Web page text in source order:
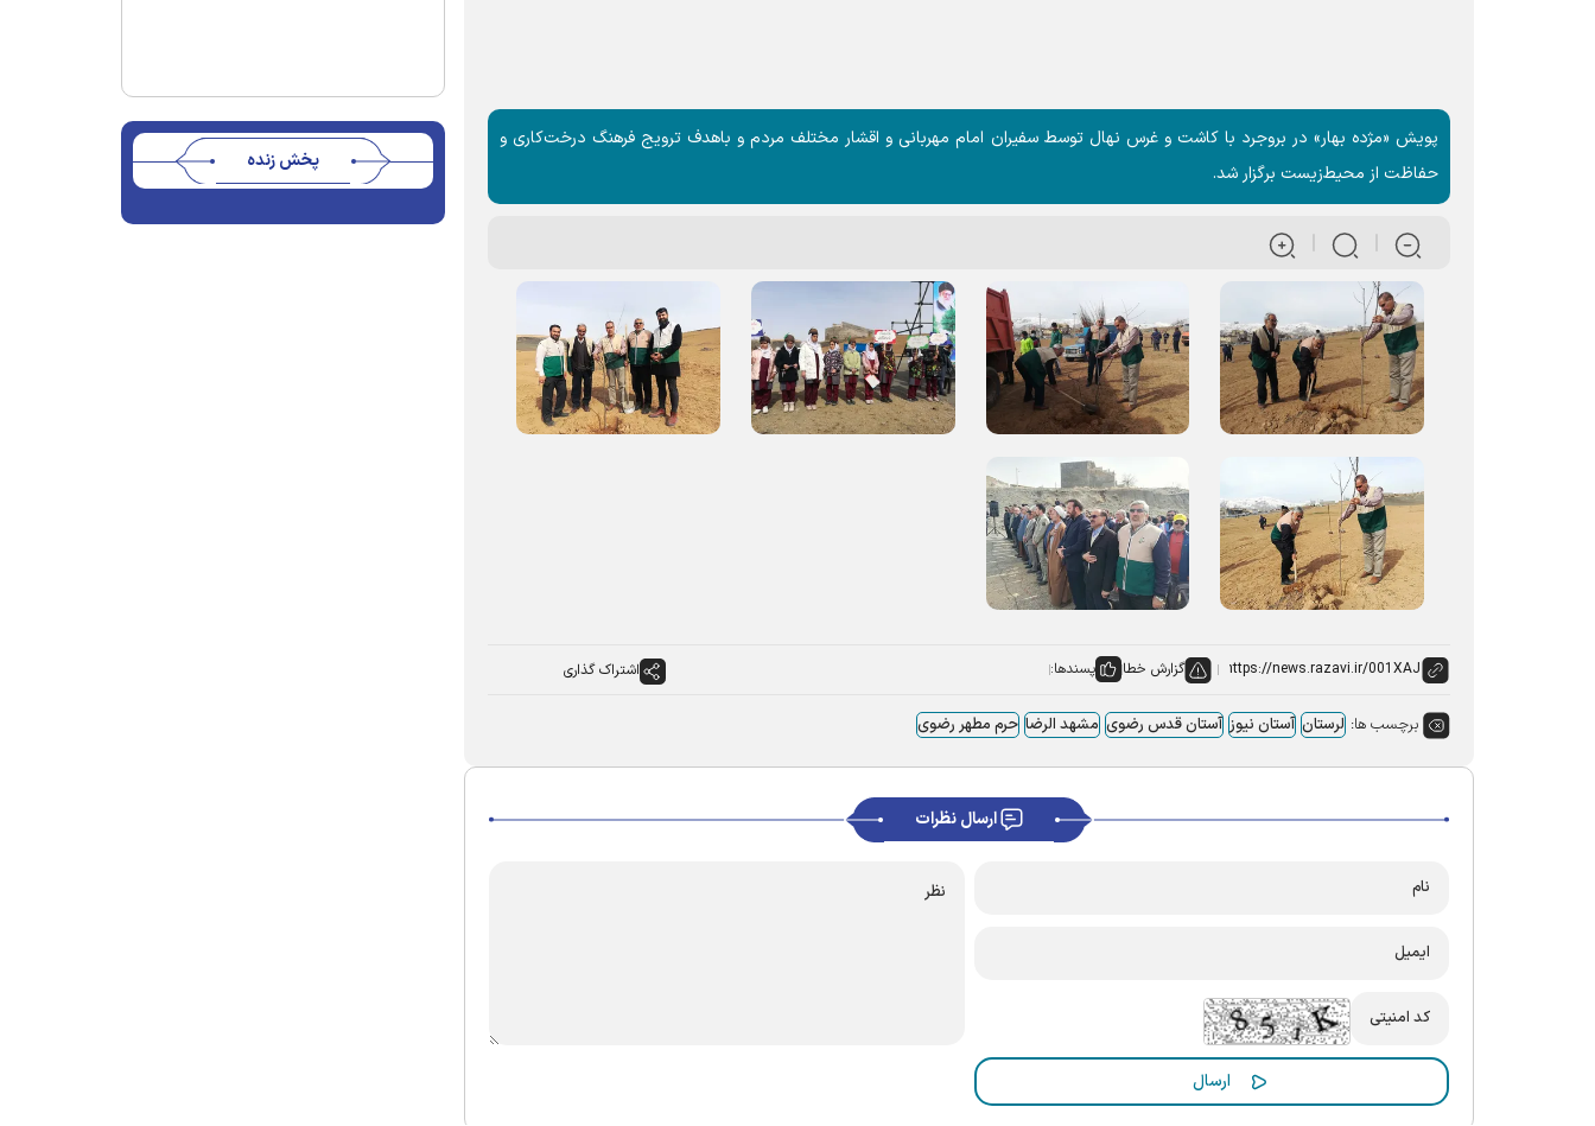
پویش «مژده بهار» در بروجرد با کاشت و غرس نهال توسط سفیران امام مهربانی و اقشار مختلف مردم و باهدف ترویج فرهنگ درخت‌کاری و
حفاظت از محیط‌زیست برگزار شد.
گزارش خطا پسندها: اشتراک گذاری
برچسب ها: لرستان آستان نیوز آستان قدس رضوی مشهد الرضا حرم مطهر رضوی
ارسال نظرات
پخش زنده